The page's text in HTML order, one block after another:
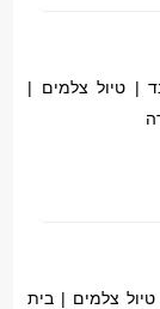
| טיול צלמים |
טיול צלמים | בית